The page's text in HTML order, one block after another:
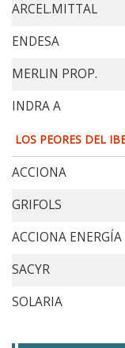
ARCEL.MITTAL
ENDESA
MERLIN PROP.
INDRA A
LOS PEORES DEL
ACCIONA
GRIFOLS
ACCIONA ENERGÍA
SACYR
SOLARIA